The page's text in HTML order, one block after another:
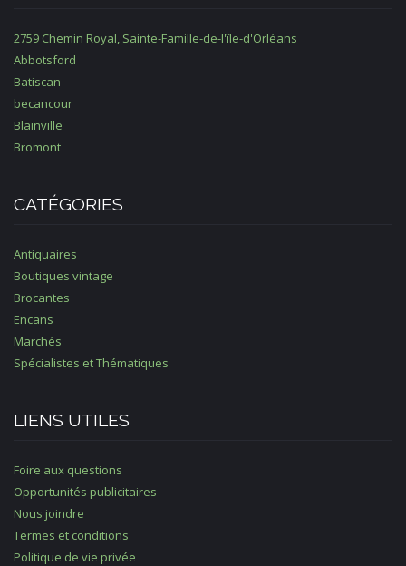
2759 Chemin Royal, Sainte-Famille-de-l'île-d'Orléans
Abbotsford
Batiscan
becancour
Blainville
Bromont
CATÉGORIES
Antiquaires
Boutiques vintage
Brocantes
Encans
Marchés
Spécialistes et Thématiques
LIENS UTILES
Foire aux questions
Opportunités publicitaires
Nous joindre
Termes et conditions
Politique de vie privée